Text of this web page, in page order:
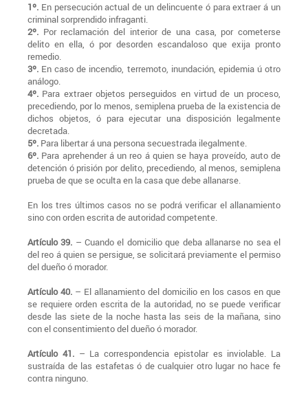
1º. En persecución actual de un delincuente ó para extraer á un
criminal sorprendido infraganti.
2º. Por reclamación del interior de una casa, por cometerse
delito en ella, ó por desorden escandaloso que exija pronto
remedio.
3º. En caso de incendio, terremoto, inundación, epidemia ú otro
análogo.
4º. Para extraer objetos perseguidos en virtud de un proceso,
precediendo, por lo menos, semiplena prueba de la existencia de
dichos objetos, ó para ejecutar una disposición legalmente
decretada.
5º. Para libertar á una persona secuestrada ilegalmente.
6º. Para aprehender á un reo á quien se haya proveído, auto de
detención ó prisión por delito, precediendo, al menos, semiplena
prueba de que se oculta en la casa que debe allanarse.
En los tres últimos casos no se podrá verificar el allanamiento
sino con orden escrita de autoridad competente.
Artículo 39. – Cuando el domicilio que deba allanarse no sea el
del reo á quien se persigue, se solicitará previamente el permiso
del dueño ó morador.
Artículo 40. – El allanamiento del domicilio en los casos en que
se requiere orden escrita de la autoridad, no se puede verificar
desde las siete de la noche hasta las seis de la mañana, sino
con el consentimiento del dueño ó morador.
Artículo 41.– La correspondencia epistolar es inviolable. La
sustraída de las estafetas ó de cualquier otro lugar no hace fe
contra ninguno.